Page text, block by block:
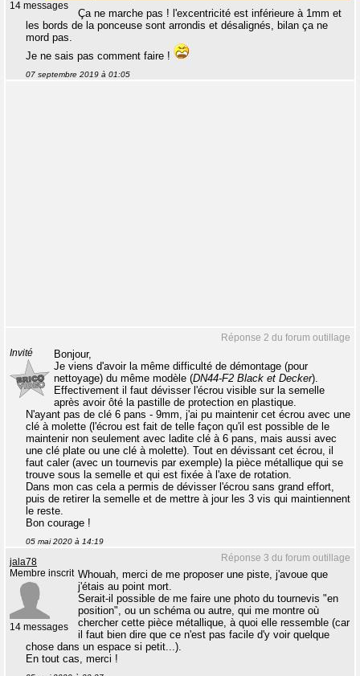
14 messages
Ça ne marche pas ! l'excentricité est inférieure à 1mm et
les bords de la ponceuse sont arrondis et désalignés, bilan ça ne
mord pas.
Je ne sais pas comment faire !
07 septembre 2019 à 01:05
Réponse 2 du forum outillage
Invité
Bonjour,
Je viens d'avoir la même difficulté de démontage (pour
nettoyage) du même modèle (DN44-F2 Black et Decker).
Effectivement il faut dévisser l'écrou visible sur la semelle
après avoir ôté la pastille de protection en plastique.
N'ayant pas de clé 6 pans - 9mm, j'ai pu maintenir cet écrou avec une
clé à molette (l'écrou est fait de telle façon qu'il est possible de le
maintenir non seulement avec ladite clé à 6 pans, mais aussi avec
une clé plate ou une clé à molette). Tout en dévissant cet écrou, il
faut caler (avec un tournevis par exemple) la pièce métallique qui se
trouve sous la semelle et qui est fixée à l'axe de rotation.
Dans mon cas cela a permis de dévisser l'écrou sans grand effort,
puis de retirer la semelle et de mettre à jour les 3 vis qui maintiennent
le reste.
Bon courage !
05 mai 2020 à 14:19
Réponse 3 du forum outillage
jala78
Membre inscrit
14 messages
Whouah, merci de me proposer une piste, j'avoue que
j'étais au point mort.
Serait-il possible de me faire une photo du tournevis "en
position", ou un schéma ou autre, qui me montre où
chercher cette pièce métallique, à quoi elle ressemble (car
il faut bien dire que ce n'est pas facile d'y voir quelque
chose dans un espace si petit...).
En tout cas, merci !